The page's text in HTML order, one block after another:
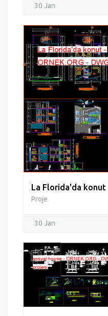
30 Jan
La Florida'da konut
Proje
30 Jan